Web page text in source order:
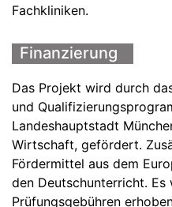
Fachkliniken.
Finanzierung
Das Projekt wird durch
und
Landeshauptstadt
Wirtschaft, gefördert.
Fördermittel aus dem
den Deutschunterricht. Es
Prüfungsgebühren